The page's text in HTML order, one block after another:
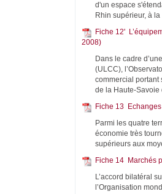
d'un espace
Rhin supérieur, à
Fiche 12'
2008)
Dans le cadre
(ULCC),
commercial portant
de la Haute-Savoie
Fiche 13
Parmi les quatre
économie très
supérieurs aux
Fiche 14 Marchés
L’accord bilatéral
l’Organisation